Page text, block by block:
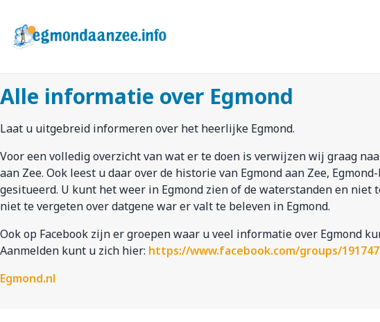
naar
hoofdinhoud
Alle informatie over Egmond
Laat u uitgebreid informeren over het heerlijke Egmond.
Voor een volledig overzicht van wat er te doen is verwijzen wij graag
aan Zee. Ook leest u daar over de historie van Egmond aan Zee,
gesitueerd. U kunt het weer in Egmond zien of de waterstanden en
niet te vergeten over datgene war er valt te beleven in Egmond.
Ook op Facebook zijn er groepen waar u veel informatie over Egmond
Aanmelden kunt u zich hier: https://www.facebook.com/groups/
Egmond.nl